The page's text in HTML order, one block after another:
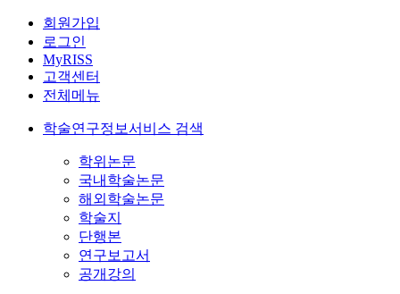
회원가입
로그인
MyRISS
고객센터
전체메뉴
학술연구정보서비스 검색
학위논문
국내학술논문
해외학술논문
학술지
단행본
연구보고서
공개강의